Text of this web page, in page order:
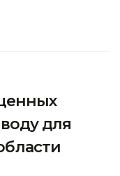
для